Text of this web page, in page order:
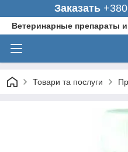
Заказать
Ветеринарные препараты
Товари та послуги